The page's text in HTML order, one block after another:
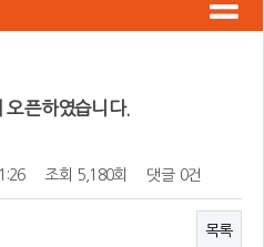
오픈하였습니다.
조회 5,180회 댓글 0건
목록